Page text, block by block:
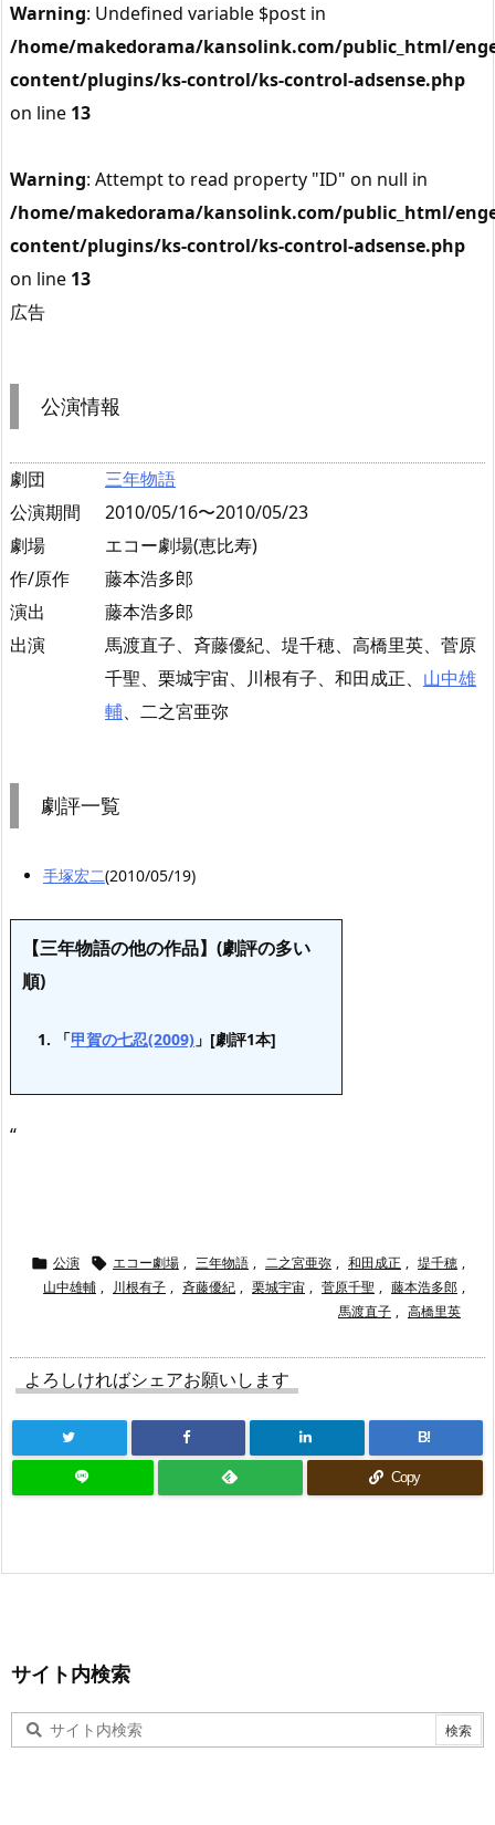
Warning: Undefined variable $post in
/home/makedorama/kansolink.com/public_html/
content/plugins/ks-control/ks-control-adsense.php
on line 13
Warning: Attempt to read property "ID" on null in
/home/makedorama/kansolink.com/public_html/
content/plugins/ks-control/ks-control-adsense.php
on line 13
広告
公演情報
劇団
三年物語
公演期間
2010/05/16〜2010/05/23
劇場
エコー劇場(恵比寿)
作/原作
藤本浩多郎
演出
藤本浩多郎
出演
馬渡直子、斉藤優紀、堤千穂、高橋里英、菅原
千聖、栗城宇宙、川根有子、和田成正、 山中雄
輔、二之宮亜弥
劇評一覧
手塚宏二(2010/05/19)
【三年物語の他の作品】(劇評の多い
順)
「甲賀の七忍(2009) 」[劇評1本]
“
 公演  エコー劇場 , 三年物語 , 二之宮亜弥 , 和田成正 , 堤千穂 ,
山中雄輔 , 川根有子 , 斉藤優紀 , 栗城宇宙 , 菅原千聖 , 藤本浩多郎 ,
馬渡直子 , 高橋里英
よろしければシェアお願いします
B!
Copy
サイト内検索